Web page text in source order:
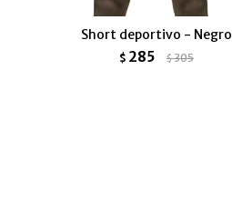
Short deportivo - Negro
$ 285 $305